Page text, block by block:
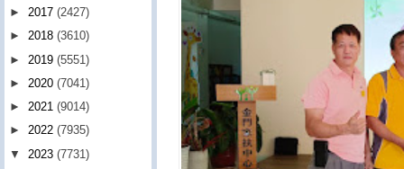
► 2017 (2427)
► 2018 (3610)
► 2019 (5551)
► 2020 (7041)
► 2021 (9014)
► 2022 (7935)
▼ 2023 (7731)